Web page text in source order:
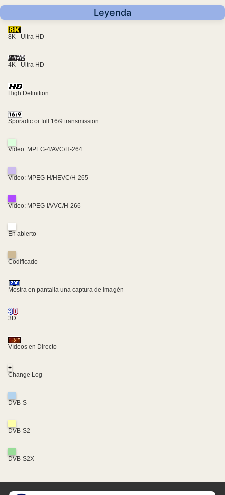
Leyenda
8K - Ultra HD
4K - Ultra HD
High Definition
Sporadic or full 16/9 transmission
Video: MPEG-4/AVC/H-264
Video: MPEG-H/HEVC/H-265
Video: MPEG-I/VVC/H-266
En abierto
Codificado
Mostra en pantalla una captura de imagén
3D
Vídeos en Directo
+
Change Log
DVB-S
DVB-S2
DVB-S2X